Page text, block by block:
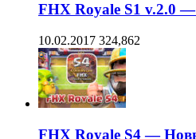
FHX Royale S1 v.2.0
10.02.2017 324,862
FHX Royale S4 —